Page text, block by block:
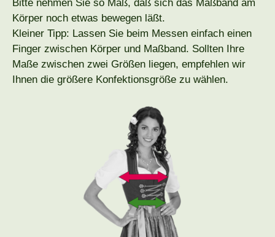
Bitte nehmen Sie so Maß, daß sich das Maßband am
Körper noch etwas bewegen läßt.
Kleiner Tipp: Lassen Sie beim Messen einfach einen
Finger zwischen Körper und Maßband. Sollten Ihre
Maße zwischen zwei Größen liegen, empfehlen wir
Ihnen die größere Konfektionsgröße zu wählen.